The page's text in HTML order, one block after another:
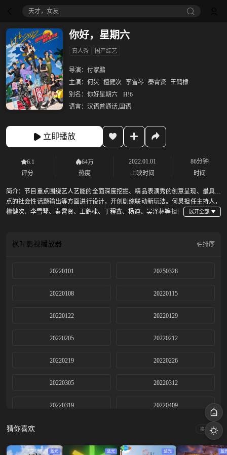
天才，女友
你好，星期六
真人秀 国产综艺
导演： 付家鹏
主演： 何炅 檀健次 李雪琴 秦霄贤 王鹤棣
别名： 你好星期六
H!6
语言： 汉语普通话,国语
立即播放
6.1
评分
64万
热度
2022.01.01
上映时间
86分钟
时间
简介： 节目重点围绕艺人艺能的全面深度挖掘、精品表演秀的创意呈现、最具热
点的社会性话题输出等方面进行设计，开创剧综联动新玩法。何炅担任主持人，
檀健次、李雪琴、秦霄贤、王鹤棣、丁程鑫、杨迪、吴泽林等担任
达、主流表达、娱乐表达三位一体的国民综艺。
枫叶影视播放器 排序
20220101 20250328
20220108 20220115
20220122 20220129
20220205 20220212
20220219 20220226
20220305 20220312
20220319 20220409
20220430 20220514
猜你喜欢 换一换
蓝光 蓝光 蓝光 蓝